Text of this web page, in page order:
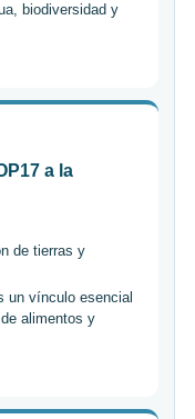
biodiversidad y
a la
de tierras y
un vínculo esencial
alimentos y